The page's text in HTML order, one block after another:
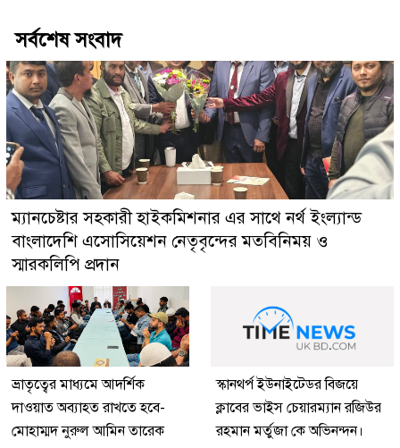
সর্বশেষ সংবাদ
ম্যানচেষ্টার সহকারী হাইকমিশনার এর সাথে নর্থ ইংল্যান্ড
বাংলাদেশি এসোসিয়েশন নেতৃবৃন্দের মতবিনিময় ও
স্মারকলিপি প্রদান
ভ্রাতৃত্বের মাধ্যমে আদর্শিক
দাওয়াত অব্যাহত রাখতে হবে-
মোহাম্মদ নুরুল আমিন তারেক
স্কানথর্প ইউনাইটেডর বিজয়ে
ক্লাবের ভাইস চেয়ারম্যান রজিউর
রহমান মর্তুজা কে অভিনন্দন।